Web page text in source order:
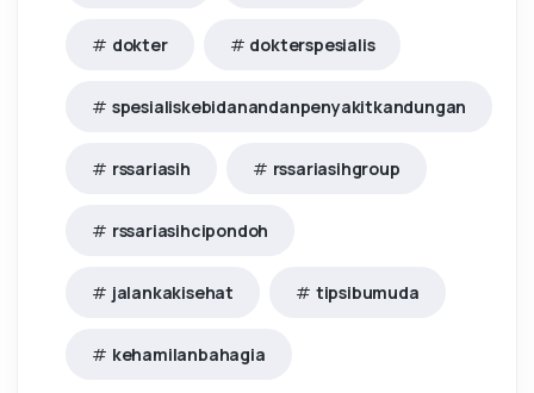
dokter dokterspesialis
spesialiskebidanandanpenyakitkandungan
rssariasih rssariasihgroup
rssariasihcipondoh
jalankakisehat tipsibumuda
kehamilanbahagia